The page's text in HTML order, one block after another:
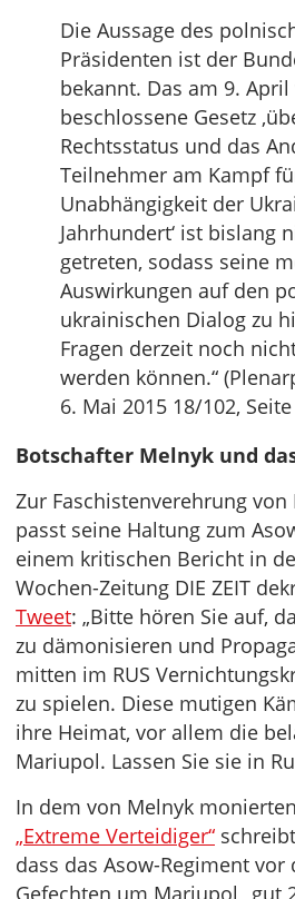
Die Aussage des
Präsidenten ist der
bekannt. Das am 9.
beschlossene Gesetz
Rechtsstatus und das
Teilnehmer am Kampf
Unabhängigkeit der
Jahrhundert‘ ist bislang
getreten, sodass seine
Auswirkungen auf den
ukrainischen Dialog zu
Fragen derzeit noch
werden können.“
6. Mai 2015 18/102,
Botschafter Melnyk und
Zur Faschistenverehrung
passt seine Haltung zum
einem kritischen Bericht in
Wochen-Zeitung DIE ZEIT
Tweet: „Bitte hören Sie auf,
zu dämonisieren und
mitten im RUS
zu spielen. Diese mutigen
ihre Heimat, vor allem die
Mariupol. Lassen Sie sie in
In dem von Melnyk monierten
„Extreme Verteidiger“
dass das Asow-Regiment vor
Gefechten um Mariupol „gut